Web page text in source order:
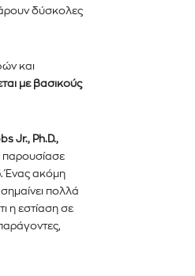
δύσκολες
και
με βασικούς
Jr., Ph.D.,
παρουσίασε
Ένας ακόμη
πολλά
η εστίαση σε